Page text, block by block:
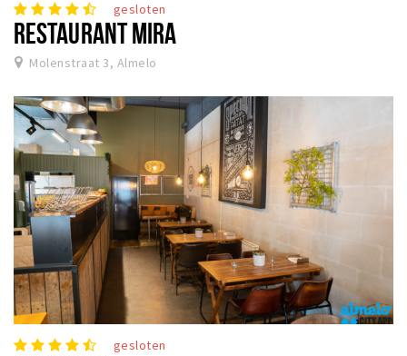
gesloten
RESTAURANT MIRA
Molenstraat 3, Almelo
gesloten